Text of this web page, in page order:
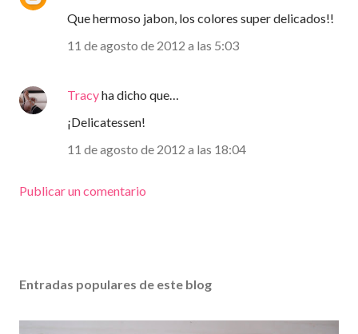
Que hermoso jabon, los colores super delicados!!
11 de agosto de 2012 a las 5:03
Tracyha dicho que…
¡Delicatessen!
11 de agosto de 2012 a las 18:04
Publicar un comentario
Entradas populares de este blog